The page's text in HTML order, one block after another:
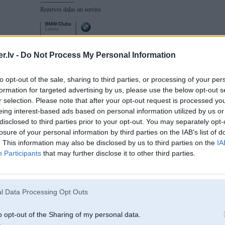
- Do Not Process My Personal Information
opt-out of the sale, sharing to third parties, or processing of your
for targeted advertising by us, please use the below opt-out
selection. Please note that after your opt-out request is processed
interest-based ads based on personal information utilized by us
to third parties prior to your opt-out. You may separately
of your personal information by third parties on the IAB’s list of
This information may also be disclosed by us to third parties on the
Participants that may further disclose it to other third parties.
Data Processing Opt Outs
opt-out of the Sharing of my personal data.
-----------------
Rezerves daļas un serviss
12. Oct 2012, 08:10
156 nav slikts auto, maasa jau otro gadu brauka! Varigakais ir piekare, tur
aizmirstam, dzinejs 2.0ts, ja nav smaga kaaja tad ljoti eko prieks benzina,
2.0 bmw viennozimigi!
Dzinejam jaa, ieprieks pieminetas 3 komponentes un veel sveces pabiezhi
No elektrogljukiem, gadas ka kaada lampa pazaude kontaktu, vai kkadi citi